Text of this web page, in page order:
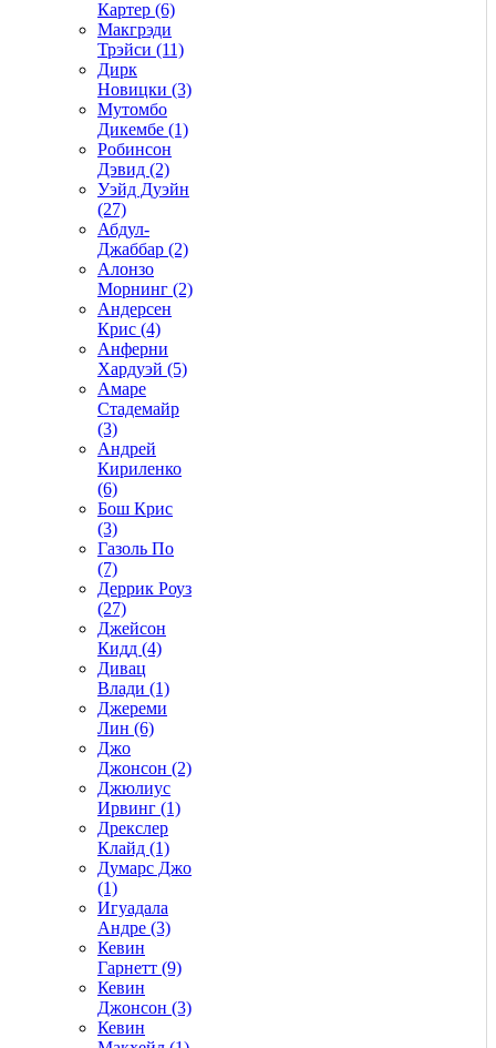
Картер (6)
Макгрэди
Трэйси (11)
Дирк
Новицки (3)
Мутомбо
Дикембе (1)
Робинсон
Дэвид (2)
Уэйд Дуэйн
(27)
Абдул-
Джаббар (2)
Алонзо
Морнинг (2)
Андерсен
Крис (4)
Анферни
Xардуэй (5)
Амаре
Стадемайр
(3)
Андрей
Кириленко
(6)
Бош Крис
(3)
Газоль По
(7)
Деррик Роуз
(27)
Джейсон
Кидд (4)
Дивац
Влади (1)
Джереми
Лин (6)
Джо
Джонсон (2)
Джюлиус
Ирвинг (1)
Дрекслер
Клайд (1)
Думарс Джо
(1)
Игуадала
Андре (3)
Кевин
Гарнетт (9)
Кевин
Джонсон (3)
Кевин